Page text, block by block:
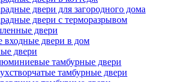
двери для загородного дома
двери с терморазрывом
двери
входные двери в дом
двери
тамбурные двери
тамбурные двери